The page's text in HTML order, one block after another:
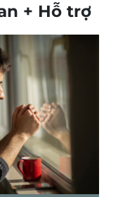
+ Hỗ trợ